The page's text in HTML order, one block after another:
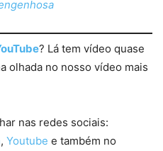
? Lá tem vídeo quase
olhada no nosso vídeo mais
nas redes sociais:
, Youtube e também no